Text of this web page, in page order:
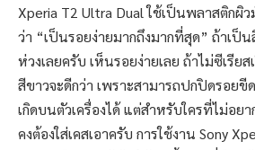
Xperia T2 Ultra Dual ใช้เป็นพลาสติกผิ
ว่า “เป็นรอยง่ายมากถึงมากที่สุด” ถ้าเป็
ห่วงเลยครับ เห็นรอยง่ายเลย ถ้าไม่ซีเรีย
สีขาวจะดีกว่า เพราะสามารถปกปิดรอย
เกิดบนตัวเครื่องได้ แต่สำหรับใครที่ไม่อย
คงต้องใส่เคสเอาครับ การใช้งาน Sony